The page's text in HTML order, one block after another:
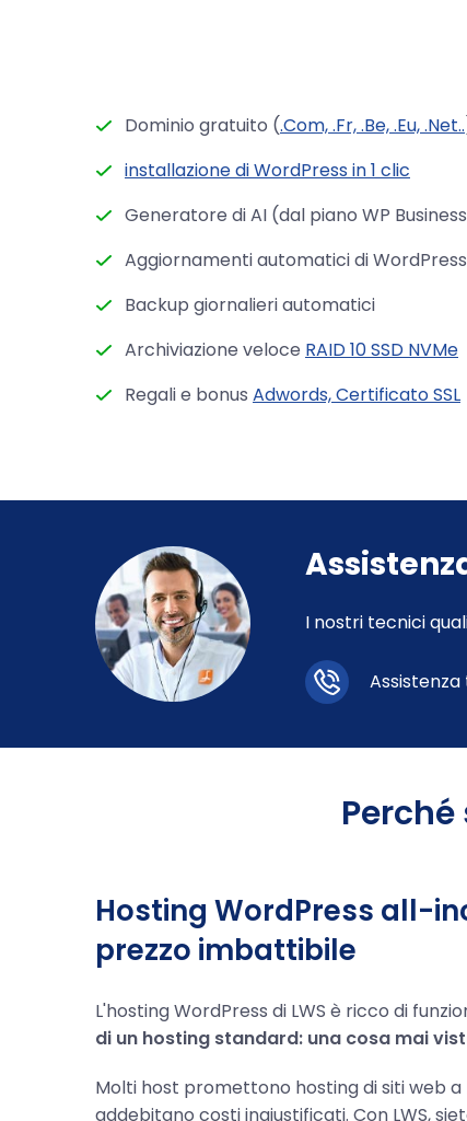
Dominio gratuito (.Com, .Fr, .Be, .Eu, .Net..
installazione di WordPress in 1 clic
Generatore di AI (dal piano WP
Aggiornamenti automatici di WordPress
Backup giornalieri automatici
Archiviazione veloce RAID 10 SSD NVMe
Regali e bonus Adwords, Certificato SSL
I nostri tecnici
Hosting WordPress all-
prezzo imbattibile
L'hosting WordPress di LWS è ricco di
di un hosting standard: una cosa mai
Molti host promettono hosting di siti web a
addebitano costi ingiustificati. Con LWS,